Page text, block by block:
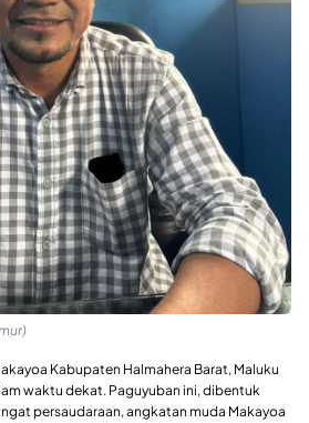
Kabupaten Halmahera Barat, Maluku
waktu dekat. Paguyuban ini, dibentuk
persaudaraan, angkatan muda Makayoa